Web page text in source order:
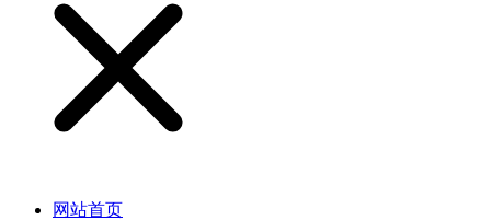
网站首页